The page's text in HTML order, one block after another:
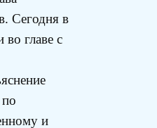
Сегодня в
главе с
и